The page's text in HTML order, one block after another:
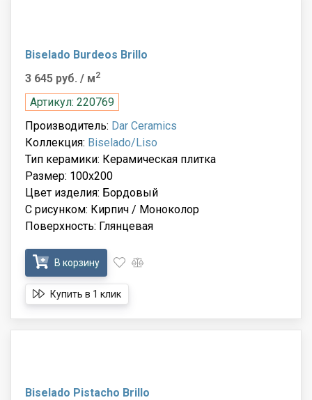
Biselado Burdeos Brillo
3 645 руб. / м2
Артикул: 220769
Производитель: Dar Ceramics
Коллекция: Biselado/Liso
Тип керамики: Керамическая плитка
Размер: 100x200
Цвет изделия: Бордовый
С рисунком: Кирпич / Моноколор
Поверхность: Глянцевая
В корзину
Купить в 1 клик
Biselado Pistacho Brillo